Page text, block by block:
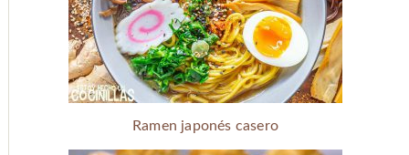
Ramen japonés casero